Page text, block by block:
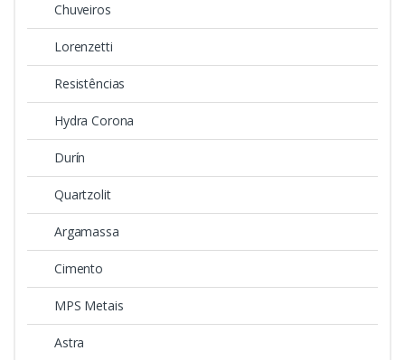
Chuveiros
Lorenzetti
Resistências
Hydra Corona
Durín
Quartzolit
Argamassa
Cimento
MPS Metais
Astra